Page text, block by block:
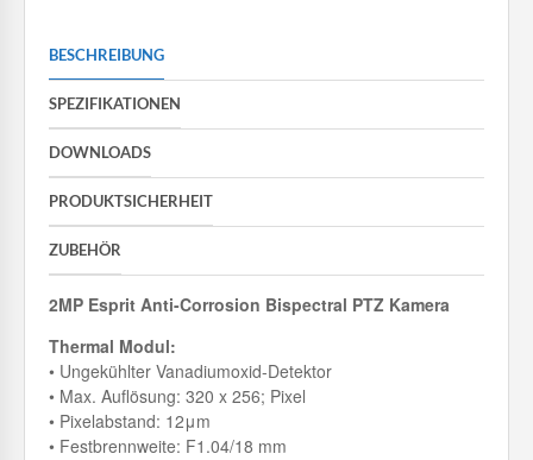
BESCHREIBUNG
SPEZIFIKATIONEN
DOWNLOADS
PRODUKTSICHERHEIT
ZUBEHÖR
2MP Esprit Anti-Corrosion Bispectral PTZ Kamera
Thermal Modul:
• Ungekühlter Vanadiumoxid-Detektor
• Max. Auflösung: 320 x 256; Pixel
• Pixelabstand: 12μm
• Festbrennweite: F1.04/18 mm